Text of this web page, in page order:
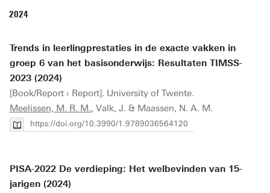
2024
Trends in leerlingprestaties in de exacte vakken in
groep 6 van het basisonderwijs: Resultaten TIMSS-
2023 (2024)
[Book/Report › Report]. University of Twente.
Meelissen, M. R. M., Valk, J. & Maassen, N. A. M.
https://doi.org/10.3990/1.9789036564120
PISA-2022 De verdieping: Het welbevinden van 15-
jarigen (2024)